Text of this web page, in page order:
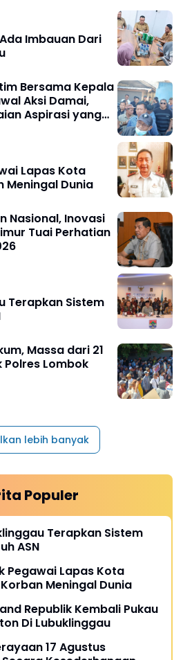
Imbauan Dari
Bersama Kepala
Aksi Damai,
Aspirasi yang
Lapas Kota
Meningal Dunia
Nasional, Inovasi
Tuai Perhatian
Terapkan Sistem
Massa dari 21
Lombok
lebih banyak
Populer
Terapkan Sistem
ASN
Pegawai Lapas Kota
Meningal Dunia
Republik Kembali Pukau
Di Lubuklinggau
17 Agustus